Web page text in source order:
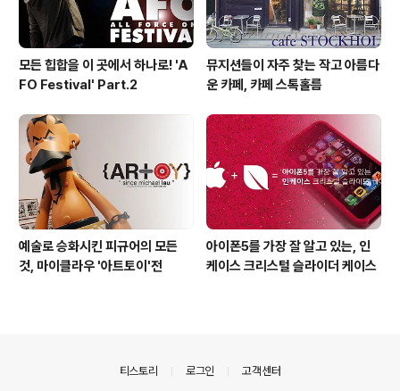
모든 힙합을 이 곳에서 하나로! 'A
FO Festival' Part.2
뮤지션들이 자주 찾는 작고 아름다
운 카페, 카페 스톡홀름
예술로 승화시킨 피규어의 모든
것, 마이클라우 '아트토이'전
아이폰5를 가장 잘 알고 있는, 인
케이스 크리스털 슬라이더 케이스
티스토리 로그인 고객센터